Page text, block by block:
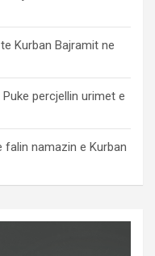
Kurban Bajramit ne
percjellin urimet e
falin namazin e Kurban